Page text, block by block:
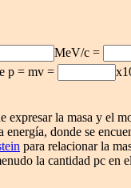
MeV/c =
p = mv =
expresar la masa y el
donde se
para relacionar la
la cantidad pc en